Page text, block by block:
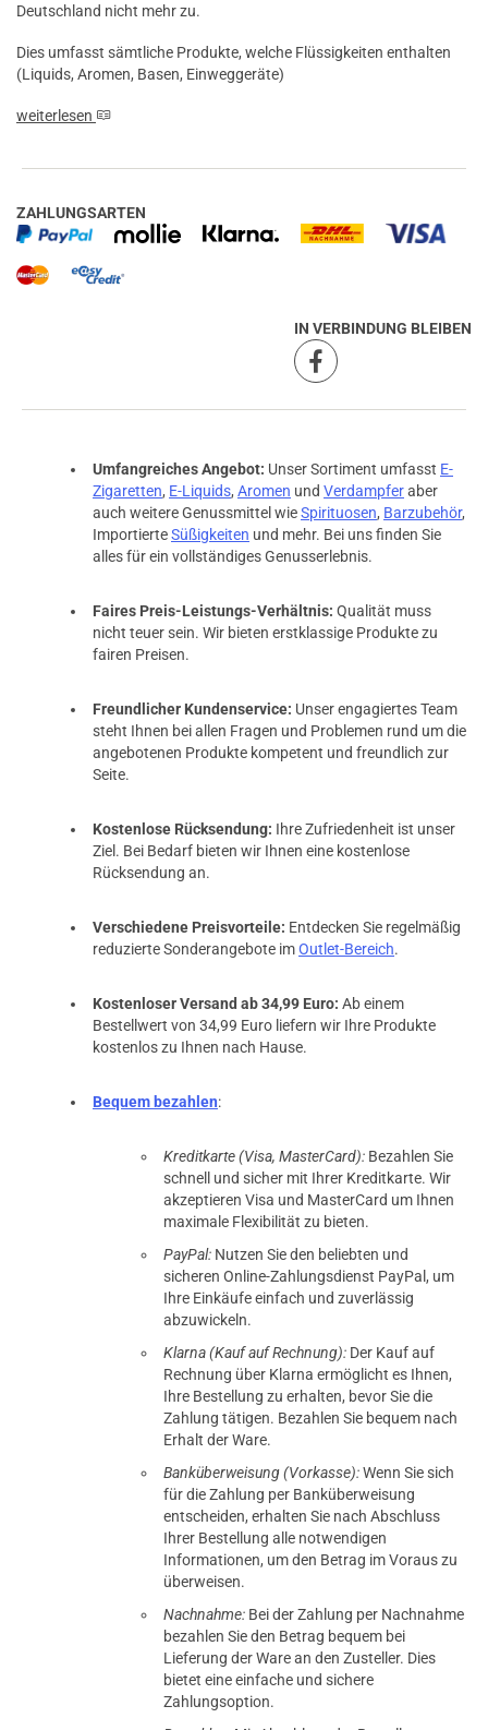
Deutschland nicht mehr zu.
Dies umfasst sämtliche Produkte, welche Flüssigkeiten enthalten
(Liquids, Aromen, Basen, Einweggeräte)
weiterlesen
ZAHLUNGSARTEN
IN VERBINDUNG BLEIBEN
Umfangreiches Angebot: Unser Sortiment umfasst E-
Zigaretten, E-Liquids, Aromen und Verdampferaber
auch weitere Genussmittel wieSpirituosen, Barzubehör,
ImportierteSüßigkeiten und mehr. Bei uns finden Sie
alles für ein vollständiges Genusserlebnis.
Faires Preis-Leistungs-Verhältnis: Qualität muss
nicht teuer sein. Wir bieten erstklassige Produkte zu
fairen Preisen.
Freundlicher Kundenservice: Unser engagiertes Team
steht Ihnen bei allen Fragen und Problemen rund um die
angebotenen Produkte kompetent und freundlich zur
Seite.
Kostenlose Rücksendung: Ihre Zufriedenheit ist unser
Ziel. Bei Bedarf bieten wir Ihnen eine kostenlose
Rücksendung an.
Verschiedene Preisvorteile: Entdecken Sie regelmäßig
reduzierte Sonderangebote imOutlet-Bereich.
Kostenloser Versand ab 34,99 Euro: Ab einem
Bestellwert von 34,99 Euro liefern wir Ihre Produkte
kostenlos zu Ihnen nach Hause.
Bequem bezahlen:
Kreditkarte (Visa, MasterCard): Bezahlen Sie
schnell und sicher mit Ihrer Kreditkarte. Wir
akzeptieren Visa und MasterCard um Ihnen
maximale Flexibilität zu bieten.
PayPal: Nutzen Sie den beliebten und
sicheren Online-Zahlungsdienst PayPal, um
Ihre Einkäufe einfach und zuverlässig
abzuwickeln.
Klarna (Kauf auf Rechnung): Der Kauf auf
Rechnung über Klarna ermöglicht es Ihnen,
Ihre Bestellung zu erhalten, bevor Sie die
Zahlung tätigen. Bezahlen Sie bequem nach
Erhalt der Ware.
Banküberweisung (Vorkasse):Wenn Sie sich
für die Zahlung per Banküberweisung
entscheiden, erhalten Sie nach Abschluss
Ihrer Bestellung alle notwendigen
Informationen, um den Betrag im Voraus zu
überweisen.
Nachnahme: Bei der Zahlung per Nachnahme
bezahlen Sie den Betrag bequem bei
Lieferung der Ware an den Zusteller. Dies
bietet eine einfache und sichere
Zahlungsoption.